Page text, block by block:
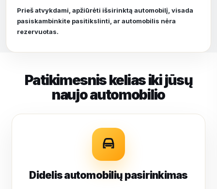
Prieš atvykdami, apžiūrėti išsirinktą automobilį, visada
pasiskambinkite pasitikslinti, ar automobilis nėra
rezervuotas.
Patikimesnis kelias iki jūsų
naujo automobilio
Didelis automobilių pasirinkimas